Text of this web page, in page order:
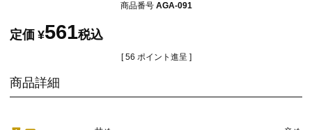
商品番号 AGA-091
定価 ¥561税込
[ 56 ポイント進呈 ]
商品詳細